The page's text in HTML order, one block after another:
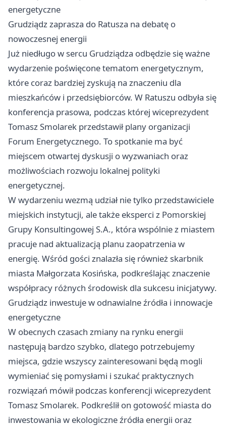
energetyczne
Grudziądzzaprasza do Ratusza na debatę o
nowoczesnej energii
Już niedługo w sercu Grudziądza odbędzie się ważne
wydarzenie poświęcone tematom energetycznym,
które coraz bardziej zyskują na znaczeniu dla
mieszkańców i przedsiębiorców. W Ratuszu odbyła się
konferencja prasowa, podczas której wiceprezydent
Tomasz Smolarek przedstawił plany organizacji
Forum Energetycznego. To spotkanie ma być
miejscem otwartej dyskusji o wyzwaniach oraz
możliwościach rozwoju lokalnej polityki
energetycznej.
W wydarzeniu wezmą udział nie tylko przedstawiciele
miejskich instytucji, ale także eksperci z Pomorskiej
Grupy Konsultingowej S.A., która wspólnie z miastem
pracuje nad aktualizacją planu zaopatrzenia w
energię. Wśród gości znalazła się również skarbnik
miasta Małgorzata Kosińska, podkreślając znaczenie
współpracy różnych środowisk dla sukcesu inicjatywy.
Grudziądz inwestuje w odnawialne źródła i innowacje
energetyczne
W obecnych czasach zmiany na rynku energii
następują bardzo szybko, dlatego potrzebujemy
miejsca, gdzie wszyscy zainteresowani będą mogli
wymieniać się pomysłami i szukać praktycznych
rozwiązań mówił podczas konferencji wiceprezydent
Tomasz Smolarek. Podkreślił on gotowość miasta do
inwestowania w ekologiczne źródła energii oraz